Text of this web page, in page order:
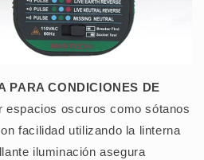
PARA CONDICIONES DE
espacios oscuros como sótanos
facilidad utilizando la linterna
iluminación asegura